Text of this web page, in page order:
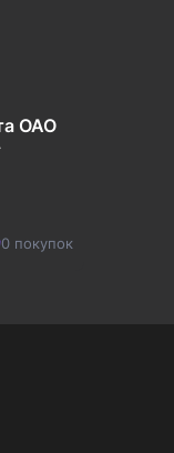
ОАО
0 покупок